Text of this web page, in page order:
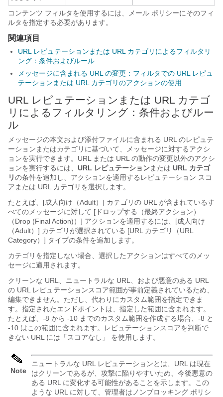
コンテンツ フィルタを使用するには、メール ポリシーにそのフィ
ルタを指定する必要があります。
関連項目
URL レピュテーションまたは URL カテゴリによるフィルタリ
ング：条件およびルール
メッセージに含まれる URL の変更：フィルタでの URL レピュ
テーションまたは URL カテゴリのアクションの使用
URL レピュテーションまたは URL カテゴ
リによるフィルタリング：条件およびルー
ル
メッセージの本文および添付ファイルに含まれる URL のレピュテ
ーションまたはカテゴリに基づいて、メッセージに対するアクシ
ョンを実行できます。URL または URL の動作の変更以外のアクシ
ョンを実行するには、 URL レピュテーションまたは URL カテゴ
リの条件を追加し、アクションを適用するレピュテーション スコ
アまたは URL カテゴリを選択します。
たとえば、[成人向け（Adult）] カテゴリの URL が含まれているす
べてのメッセージに対して [ドロップする（最終アクション）
（Drop (Final Action)）] アクションを適用するには、[成人向け
（Adult）] カテゴリが選択されている [URL カテゴリ（URL
Category）] タイプの条件を追加します。
カテゴリを指定しない場合、選択したアクションはすべてのメッ
セージに適用されます。
クリーンな URL、ニュートラルな URL、および悪意のある URL
の URL レピュテーションスコア範囲が事前定義されているため、
編集できません。ただし、代わりにカスタム範囲を指定できま
す。指定されたエンドポイントは、指定した範囲に含まれます。
たとえば、-8 から -10 までのカスタム範囲を作成する場合、-8 と
-10 はこの範囲に含まれます。レピュテーションスコアを判断で
きない URL には 「スコアなし」 を使用します。
Note
ニュートラルな URL レピュテーションとは、URL は現在
はクリーンであるが、攻撃に陥りやすいため、今後悪意の
ある URL に変化する可能性があることを示します。この
ような URL に対して、管理者はノンブロッキング ポリシ